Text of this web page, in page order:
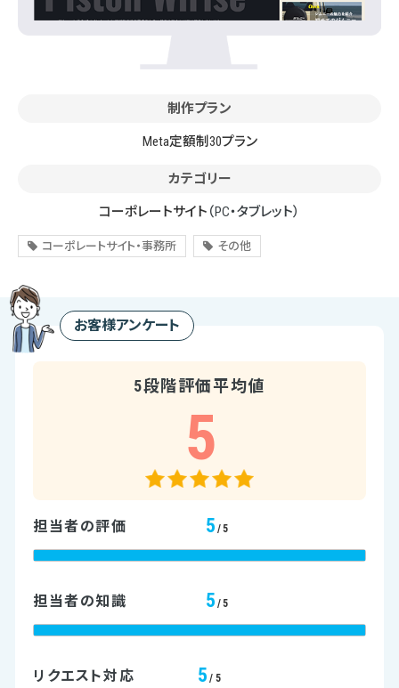
制作プラン
Meta定額制30プラン
カテゴリー
コーポレートサイト （PC・タブレット）
コーポレートサイト・事務所 その他
お客様アンケート
5段階評価平均値
5
担当者の評価 5 /5
担当者の知識 5 /5
リクエスト対応 5/5